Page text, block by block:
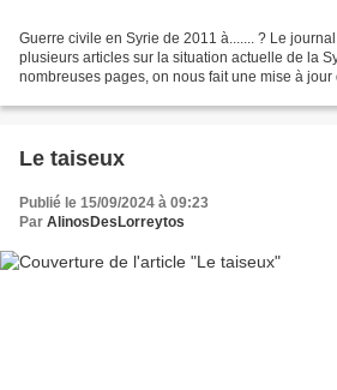
Guerre civile en Syrie de 2011 à....... ? Le
plusieurs articles sur la situation actuelle de la
nombreuses pages, on nous fait une mise à
Le taiseux
Publié le 15/09/2024 à 09:23
Par AlinosDesLorreytos